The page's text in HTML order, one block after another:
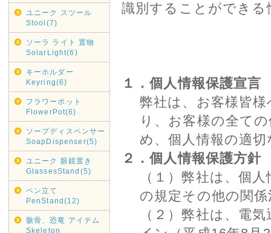
ユニーク スツール
Stool(7)
ソーラ ライト 置物
SolarLight(6)
キーホルダー
Keyring(6)
フラワーポット
FlowerPot(6)
ソープディスペンサー
SoapDispenser(5)
ユニーク 眼鏡置き
GlassesStand(5)
ペン立て
PenStand(12)
骸骨、恐竜 アイテム
Skeleton
識別することができ
１．個人情報保護宣言
弊社は、お客様皆
り、お客様の全て
め、個人情報の適
２．個人情報保護方針
（１）弊社は、個
の規定その他の関
（２）弊社は、電